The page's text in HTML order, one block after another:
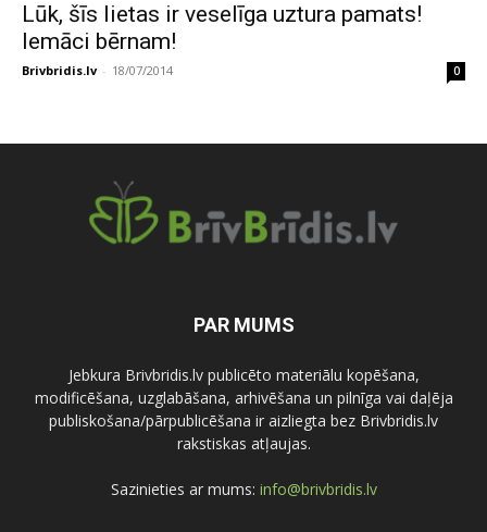
Lūk, šīs lietas ir veselīga uztura pamats!
Iemāci bērnam!
Brivbridis.lv - 18/07/2014 0
PAR MUMS
Jebkura Brivbridis.lv publicēto materiālu kopēšana,
modificēšana, uzglabāšana, arhivēšana un pilnīga vai daļēja
publiskošana/pārpublicēšana ir aizliegta bez Brivbridis.lv
rakstiskas atļaujas.
Sazinieties ar mums: info@brivbridis.lv